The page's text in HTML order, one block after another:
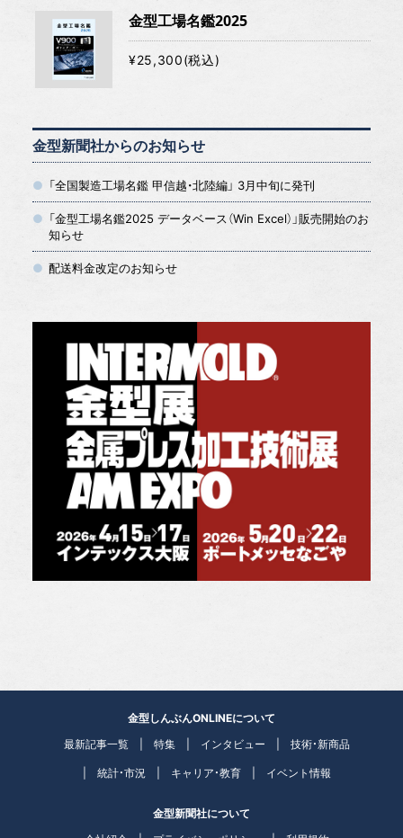
金型工場名鑑2025
¥25,300(税込)
金型新聞社からのお知らせ
「全国製造工場名鑑 甲信越・北陸編」 3月中旬に発刊
「金型工場名鑑2025 データベース（Win Excel）」販売開始のお
知らせ
配送料金改定のお知らせ
金型しんぶんONLINEについて
最新記事一覧
特集 インタビュー 技術・新商品
統計・市況 キャリア・教育 イベント情報
金型新聞社について